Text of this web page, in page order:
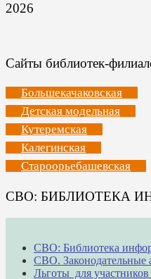
2026
Сайты библиотек-
Большекачаковская
Детская модельная
Кутеремская
Калегинская
Староорьебашевская
СВО: БИБЛИОТЕКА
СВО: Библиотека
СВО. Законодательные
Льготы для